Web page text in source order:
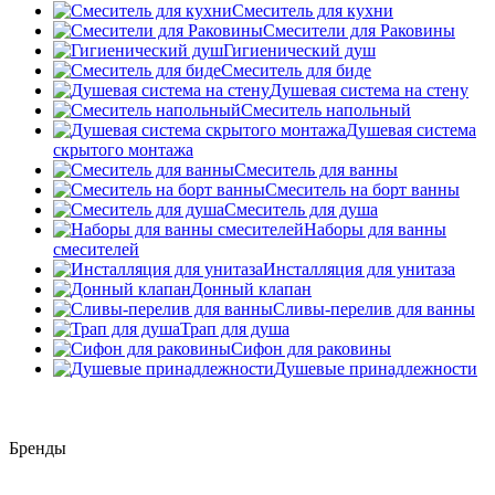
Смеситель для кухни
Смесители для Раковины
Гигиенический душ
Смеситель для биде
Душевая система на стену
Смеситель напольный
Душевая система
скрытого монтажа
Смеситель для ванны
Смеситель на борт ванны
Смеситель для душа
Наборы для ванны
смесителей
Инсталляция для унитаза
Донный клапан
Cливы-перелив для ванны
Трап для душа
Сифон для раковины
Душевые принадлежности
Бренды